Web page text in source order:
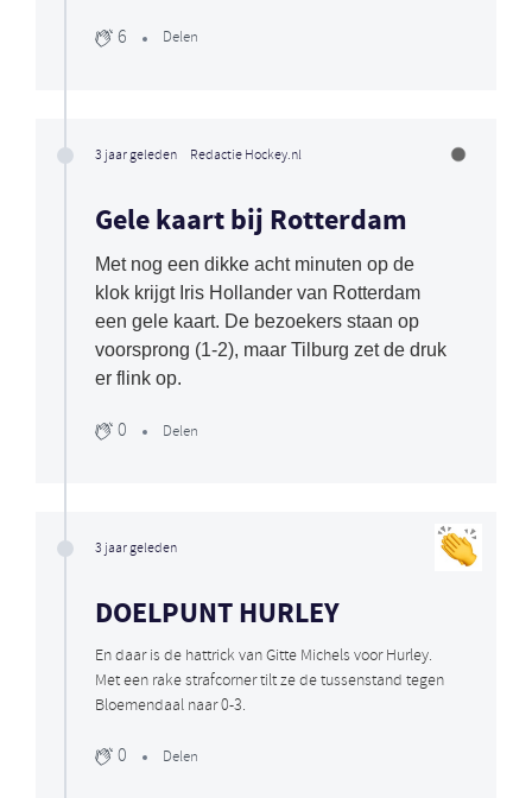
6 Delen
3 jaar geleden Redactie Hockey.nl
Gele kaart bij Rotterdam
Met nog een dikke acht minuten op de
klok krijgt Iris Hollander van Rotterdam
een gele kaart. De bezoekers staan op
voorsprong (1-2), maar Tilburg zet de druk
er flink op.
0 Delen
3 jaar geleden
DOELPUNT HURLEY
En daar is de hattrick van Gitte Michels voor Hurley.
Met een rake strafcorner tilt ze de tussenstand tegen
Bloemendaal naar 0-3.
0 Delen